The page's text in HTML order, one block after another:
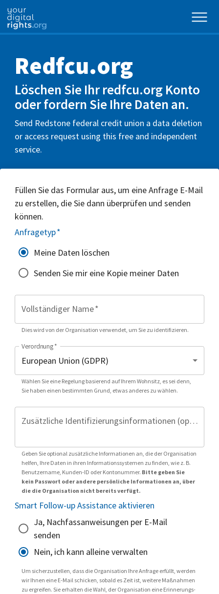
Redfcu.org
Löschen Sie Ihr redfcu.org Konto
oder fordern Sie Ihre Daten an.
Send Redstone federal credit union a data deletion
or access request using this free and independent
service.
Füllen Sie das Formular aus, um eine Anfrage E-Mail
zu erstellen, die Sie dann überprüfen und senden
können.
Anfragetyp*
Meine Daten löschen
Senden Sie mir eine Kopie meiner Daten
Vollständiger Name*
Dies wird von der Organisation verwendet, um Sie zu identifizieren.
Verordnung*
Wählen Sie eine Regelung basierend auf Ihrem Wohnsitz, es sei denn,
Sie haben einen bestimmten Grund, etwas anderes zu wählen.
Zusätzliche Identifizierungsinformationen (optional)
Geben Sie optional zusätzliche Informationen an, die der Organisation
helfen, Ihre Daten in ihren Informationssystemen zu finden, wie z. B.
Benutzername, Kunden-ID oder Kontonummer. Bitte geben Sie
kein Passwort oder andere persönliche Informationen an, über
die die Organisation nicht bereits verfügt.
Smart Follow-up Assistance aktivieren
Ja, Nachfassanweisungen per E-Mail
senden
Nein, ich kann alleine verwalten
Um sicherzustellen, dass die Organisation Ihre Anfrage erfüllt, werden
wir Ihnen eine E-Mail schicken, sobald es Zeit ist, weitere Maßnahmen
zu ergreifen. Sie erhalten die Wahl, der Organisation eine Erinnerungs-